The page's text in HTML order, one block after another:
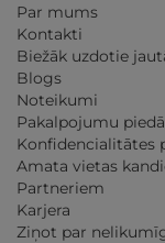
Par mums
Kontakti
Biežāk uzdotie
Blogs
Noteikumi
Pakalpojumu
Konfidencialitātes
Amata vietas
Partneriem
Karjera
Ziņot par